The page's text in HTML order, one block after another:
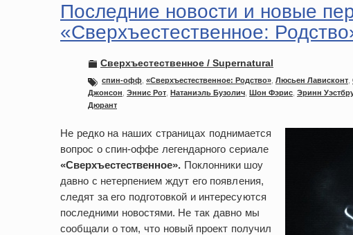
Последние новости и новые
«Сверхъестественное:
Сверхъестественное / Supernatural
спин-офф «Сверхъестественное: Родство» Люсьен Лависконт
Джонсон Эннис Рот Натаниэль Бузолич Шон Фэрис Эринн
Дюрант
Не редко на наших страницах поднимается
вопрос о спин-оффе легендарного сериале
«Сверхъестественное». Поклонники шоу
давно с нетерпением ждут его появления,
следят за его подготовкой и интересуются
последними новостями. Не так давно мы
сообщали о том, что новый проект получил